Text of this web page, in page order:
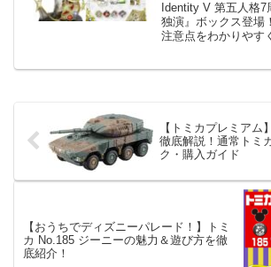
Identity V 第五人格
独演』ボックス登場
注意点をわかりやす
【トミカプレミアム
徹底解説！通常トミ
ク・購入ガイド
【おうちでディズニーパレード！】トミ
カ No.185 ジーニーの魅力＆遊び方を徹
底紹介！